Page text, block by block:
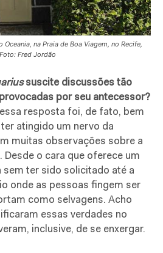
na Praia de Boa Viagem, no Recife,
Fred Jordão
suscite discussões tão
por seu antecessor?
resposta foi, de fato, bem
atingido um nervo da
muitas observações sobre a
Desde o cara que oferece um
sem ter sido solicitado até a
onde as pessoas fingem ser
como selvagens. Acho
essas verdades no
inclusive, de se enxergar.